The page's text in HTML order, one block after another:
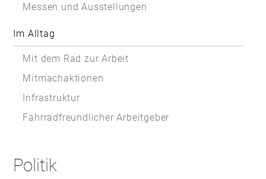
Messen und Ausstellungen
Im Alltag
Mit dem Rad zur Arbeit
Mitmachaktionen
Infrastruktur
Fahrradfreundlicher Arbeitgeber
Politik